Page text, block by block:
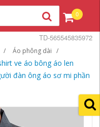
0
Áo phông dài
ve áo bông áo len
đàn ông áo sơ mi phần
TD-565545835972